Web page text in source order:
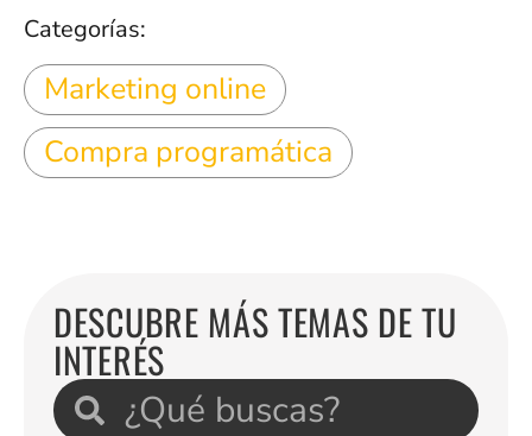
Categorías:
Marketing online
Compra programática
DESCUBRE MÁS TEMAS DE TU
INTERÉS